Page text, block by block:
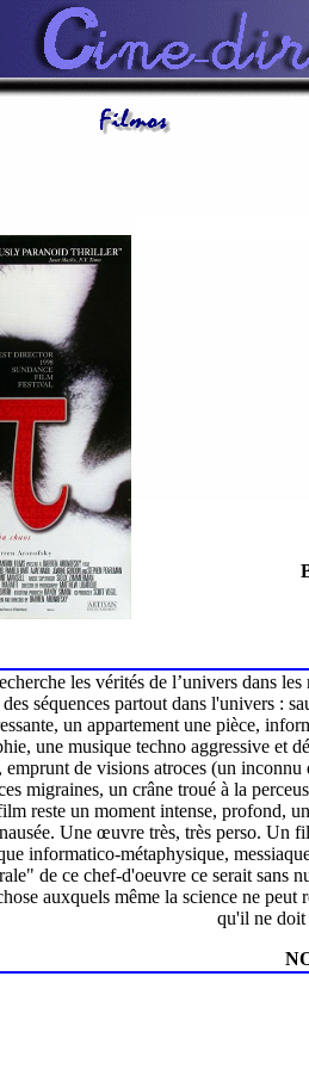
les vérités de l’univers dans
séquences partout dans l'univers :
un appartement une pièce,
une musique techno aggressive et
emprunt de visions atroces (un
migraines, un crâne troué à la
reste un moment intense, profond,
Une œuvre très, très perso. Un
informatico-métaphysique,
de ce chef-d'oeuvre ce serait sans
auxquels même la science ne
qu'il ne doit